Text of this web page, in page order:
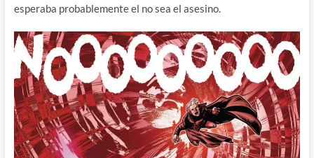
esperaba probablemente el no sea el asesino.